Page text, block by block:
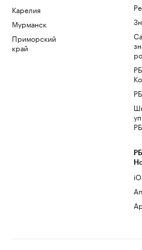
Карелия
Мурманск
Приморский
край